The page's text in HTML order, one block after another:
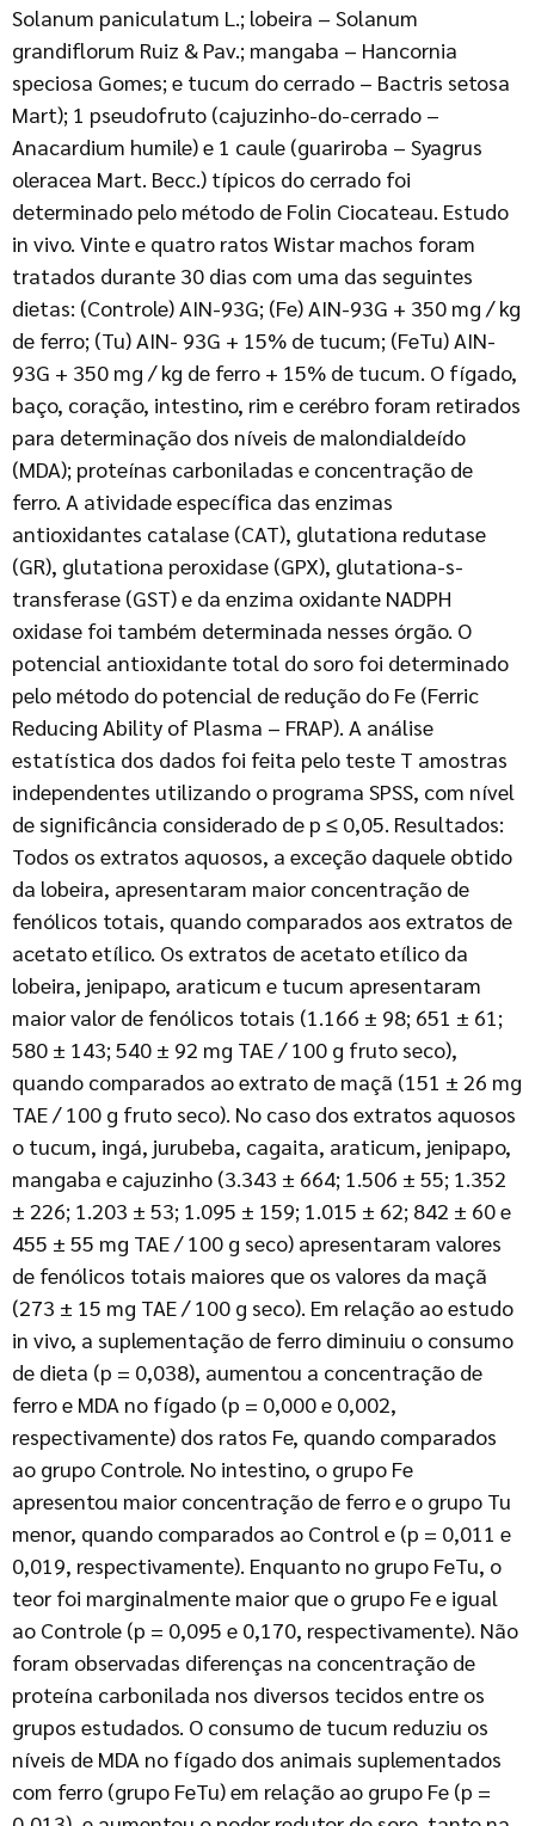
Solanum paniculatum L.; lobeira – Solanum
grandiflorum Ruiz & Pav.; mangaba – Hancornia
speciosa Gomes; e tucum do cerrado – Bactris setosa
Mart); 1 pseudofruto (cajuzinho-do-cerrado –
Anacardium humile) e 1 caule (guariroba – Syagrus
oleracea Mart. Becc.) típicos do cerrado foi
determinado pelo método de Folin Ciocateau. Estudo
in vivo. Vinte e quatro ratos Wistar machos foram
tratados durante 30 dias com uma das seguintes
dietas: (Controle) AIN-93G; (Fe) AIN-93G + 350 mg / kg
de ferro; (Tu) AIN- 93G + 15% de tucum; (FeTu) AIN-
93G + 350 mg / kg de ferro + 15% de tucum. O fígado,
baço, coração, intestino, rim e cerébro foram retirados
para determinação dos níveis de malondialdeído
(MDA); proteínas carboniladas e concentração de
ferro. A atividade específica das enzimas
antioxidantes catalase (CAT), glutationa redutase
(GR), glutationa peroxidase (GPX), glutationa-s-
transferase (GST) e da enzima oxidante NADPH
oxidase foi também determinada nesses órgão. O
potencial antioxidante total do soro foi determinado
pelo método do potencial de redução do Fe (Ferric
Reducing Ability of Plasma – FRAP). A análise
estatística dos dados foi feita pelo teste T amostras
independentes utilizando o programa SPSS, com nível
de significância considerado de p ≤ 0,05. Resultados:
Todos os extratos aquosos, a exceção daquele obtido
da lobeira, apresentaram maior concentração de
fenólicos totais, quando comparados aos extratos de
acetato etílico. Os extratos de acetato etílico da
lobeira, jenipapo, araticum e tucum apresentaram
maior valor de fenólicos totais (1.166 ± 98; 651 ± 61;
580 ± 143; 540 ± 92 mg TAE / 100 g fruto seco),
quando comparados ao extrato de maçã (151 ± 26 mg
TAE / 100 g fruto seco). No caso dos extratos aquosos
o tucum, ingá, jurubeba, cagaita, araticum, jenipapo,
mangaba e cajuzinho (3.343 ± 664; 1.506 ± 55; 1.352
± 226; 1.203 ± 53; 1.095 ± 159; 1.015 ± 62; 842 ± 60 e
455 ± 55 mg TAE / 100 g seco) apresentaram valores
de fenólicos totais maiores que os valores da maçã
(273 ± 15 mg TAE / 100 g seco). Em relação ao estudo
in vivo, a suplementação de ferro diminuiu o consumo
de dieta (p = 0,038), aumentou a concentração de
ferro e MDA no fígado (p = 0,000 e 0,002,
respectivamente) dos ratos Fe, quando comparados
ao grupo Controle. No intestino, o grupo Fe
apresentou maior concentração de ferro e o grupo Tu
menor, quando comparados ao Control e (p = 0,011 e
0,019, respectivamente). Enquanto no grupo FeTu, o
teor foi marginalmente maior que o grupo Fe e igual
ao Controle (p = 0,095 e 0,170, respectivamente). Não
foram observadas diferenças na concentração de
proteína carbonilada nos diversos tecidos entre os
grupos estudados. O consumo de tucum reduziu os
níveis de MDA no fígado dos animais suplementados
com ferro (grupo FeTu) em relação ao grupo Fe (p =